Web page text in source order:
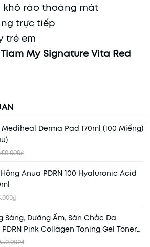
khô ráo thoáng mát
trực tiếp
trẻ em
My Signature Vita Red
Derma Pad 170ml (100 Miếng)
Anua PDRN 100 Hyaluronic Acid
Sáng, Dưỡng Ẩm, Săn Chắc Da
Pink Collagen Toning Gel Toner
(70 Miếng)